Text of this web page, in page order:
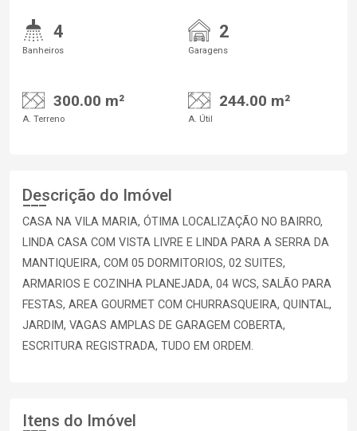
4
Banheiros
2
Garagens
300.00 m²
A. Terreno
244.00 m²
A. Útil
Descrição do Imóvel
CASA NA VILA MARIA, ÓTIMA LOCALIZAÇÃO NO BAIRRO,
LINDA CASA COM VISTA LIVRE E LINDA PARA A SERRA DA
MANTIQUEIRA, COM 05 DORMITORIOS, 02 SUITES,
ARMARIOS E COZINHA PLANEJADA, 04 WCS, SALÃO PARA
FESTAS, AREA GOURMET COM CHURRASQUEIRA, QUINTAL,
JARDIM, VAGAS AMPLAS DE GARAGEM COBERTA,
ESCRITURA REGISTRADA, TUDO EM ORDEM.
Itens do Imóvel